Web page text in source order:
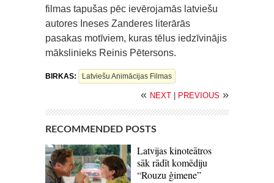
filmas tapušas pēc ievērojamās latviešu
autores Ineses Zanderes literārās
pasakas motīviem, kuras tēlus iedzīvinājis
mākslinieks Reinis Pētersons.
BIRKAS: Latviešu Animācijas Filmas
« NEXT PREVIOUS »
RECOMMENDED POSTS
Latvijas kinoteātros
sāk rādīt komēdiju
“Rouzu ģimene”